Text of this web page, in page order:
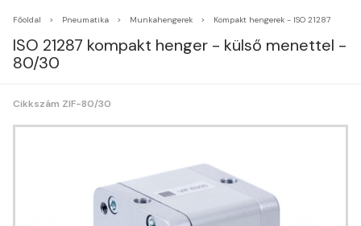
Főoldal Pneumatika Munkahengerek Kompakt hengerek - ISO 21287
ISO 21287 kompakt henger - külső menettel -
80/30
Cikkszám ZIF-80/30